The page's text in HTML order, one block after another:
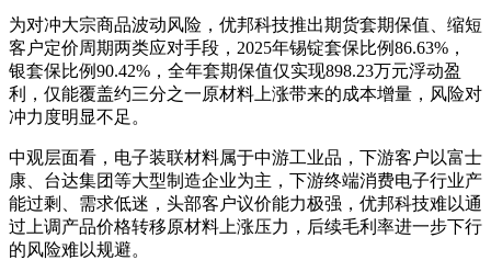
为对冲大宗商品波动风险，优邦科技推出期货套期保值、缩短
客户定价周期两类应对手段，2025年锡锭套保比例86.63%，
银套保比例90.42%，全年套期保值仅实现898.23万元浮动盈
利，仅能覆盖约三分之一原材料上涨带来的成本增量，风险对
冲力度明显不足。
中观层面看，电子装联材料属于中游工业品，下游客户以富士
康、台达集团等大型制造企业为主，下游终端消费电子行业产
能过剩、需求低迷，头部客户议价能力极强，优邦科技难以通
过上调产品价格转移原材料上涨压力，后续毛利率进一步下行
的风险难以规避。